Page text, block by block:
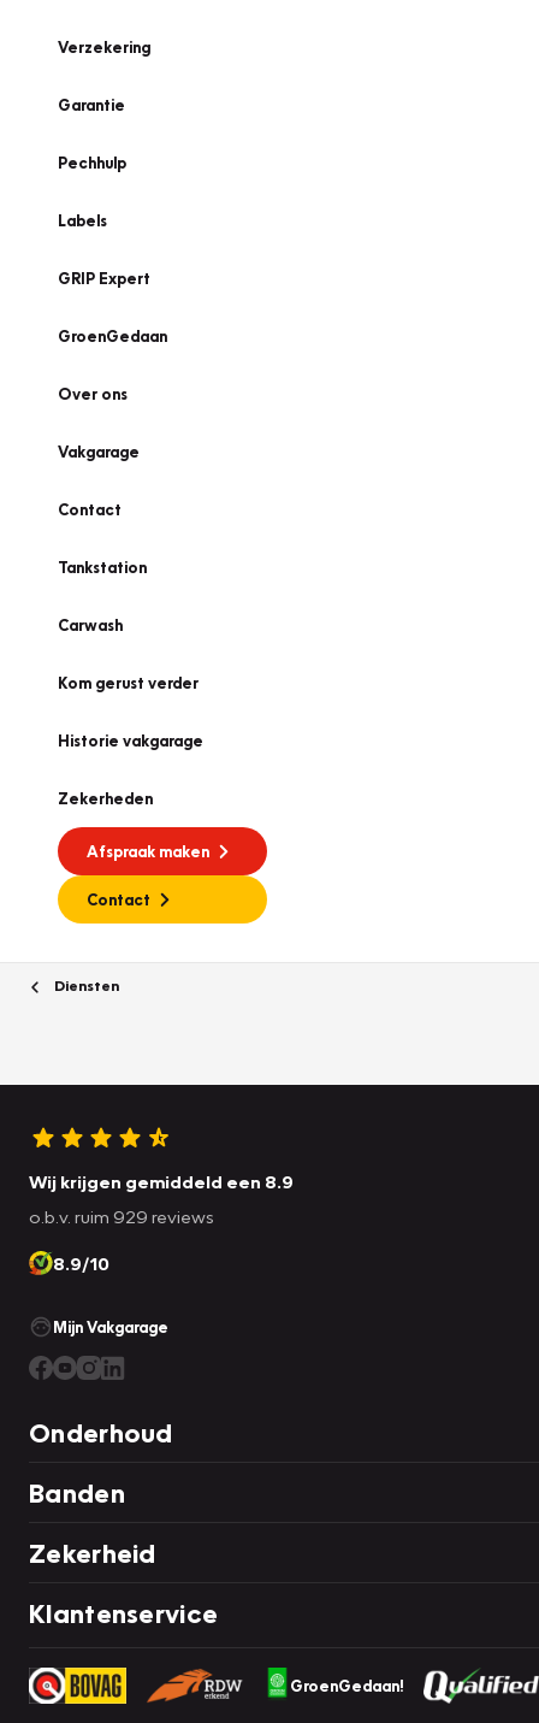
Verzekering
Garantie
Pechhulp
Labels
GRIP Expert
GroenGedaan
Over ons
Vakgarage
Contact
Tankstation
Carwash
Kom gerust verder
Historie vakgarage
Zekerheden
Afspraak maken
Contact
Diensten
Wij krijgen gemiddeld een 8.9
o.b.v. ruim 929 reviews
8.9/10
Mijn Vakgarage
Onderhoud
Banden
Zekerheid
Klantenservice
GroenGedaan!